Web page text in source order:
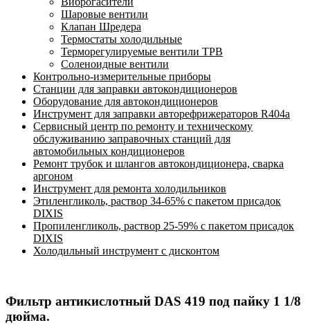
Шаровые вентили
Клапан Шредера
Термостаты холодильные
Терморегулируемые вентили ТРВ
Соленоидные вентили
Контрольно-измерительные приборы
Станции для заправки автокондиционеров
Оборудование для автокондиционеров
Инструмент для заправки авторефрижераторов R404a
Сервисный центр по ремонту и техническому
обслуживанию заправочных станций для
автомобильных кондиционеров
Ремонт трубок и шлангов автокондиционера, сварка
аргоном
Инструмент для ремонта холодильников
Этиленгликоль, раствор 34-65% с пакетом присадок
DIXIS
Пропиленгликоль, раствор 25-59% с пакетом присадок
DIXIS
Холодильный инструмент с дисконтом
Фильтр антикислотный DAS 419 под пайку 1 1/8
дюйма.